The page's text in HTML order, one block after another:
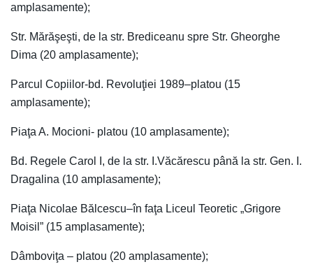
amplasamente);
Str. Mărăşeşti, de la str. Brediceanu spre Str. Gheorghe
Dima (20 amplasamente);
Parcul Copiilor-bd. Revoluţiei 1989–platou (15
amplasamente);
Piaţa A. Mocioni- platou (10 amplasamente);
Bd. Regele Carol I, de la str. I.Văcărescu până la str. Gen. I.
Dragalina (10 amplasamente);
Piaţa Nicolae Bălcescu–în faţa Liceul Teoretic „Grigore
Moisil” (15 amplasamente);
Dâmboviţa – platou (20 amplasamente);